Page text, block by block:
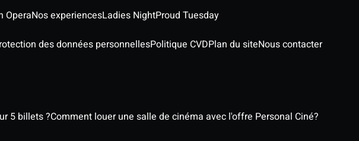
OperaNos experiencesLadies NightProud Tuesday
des données personnellesPolitique CVDPlan du siteNous contacter
5 billets ?Comment louer une salle de cinéma avec l'offre Personal Ciné?